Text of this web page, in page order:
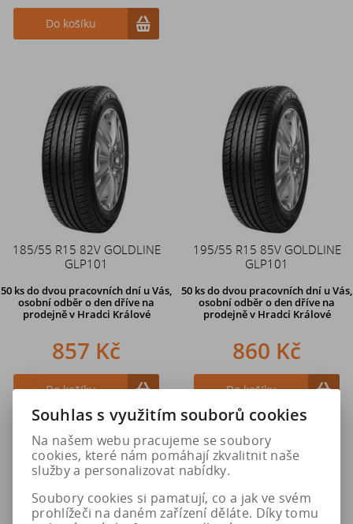
Do košíku
185/55 R15 82V GOLDLINE
GLP101
50 ksdo dvou pracovních dní u Vás,
osobní odběr o den dříve na
prodejně v Hradci Králové
857 Kč
Do košíku
195/55 R15 85V GOLDLINE
GLP101
50 ksdo dvou pracovních dní u Vás,
osobní odběr o den dříve na
prodejně v Hradci Králové
860 Kč
Do košíku
Souhlas s využitím souborů cookies
Na našem webu pracujeme se soubory
cookies, které nám pomáhají zkvalitnit naše
služby a personalizovat nabídky.
Soubory cookies si pamatují, co a jak ve svém
prohlížeči na daném zařízení děláte. Díky tomu